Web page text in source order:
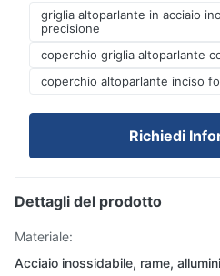
griglia altoparlante in acciaio
precisione
coperchio griglia altoparlante
coperchio altoparlante inciso
Richiedi
Dettagli del prodotto
Materiale:
Acciaio inossidabile, rame,